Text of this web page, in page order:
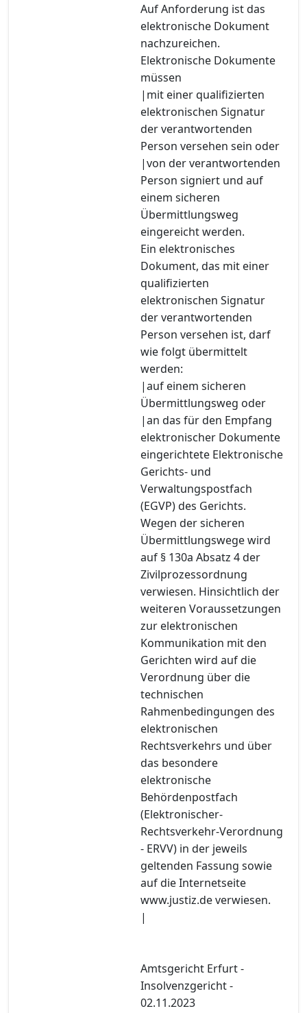
Auf Anforderung ist das
elektronische Dokument
nachzureichen.
Elektronische Dokumente
müssen
|mit einer qualifizierten
elektronischen Signatur
der verantwortenden
Person versehen sein oder
|von der verantwortenden
Person signiert und auf
einem sicheren
Übermittlungsweg
eingereicht werden.
Ein elektronisches
Dokument, das mit einer
qualifizierten
elektronischen Signatur
der verantwortenden
Person versehen ist, darf
wie folgt übermittelt
werden:
|auf einem sicheren
Übermittlungsweg oder
|an das für den Empfang
elektronischer Dokumente
eingerichtete Elektronische
Gerichts- und
Verwaltungspostfach
(EGVP) des Gerichts.
Wegen der sicheren
Übermittlungswege wird
auf § 130a Absatz 4 der
Zivilprozessordnung
verwiesen. Hinsichtlich der
weiteren Voraussetzungen
zur elektronischen
Kommunikation mit den
Gerichten wird auf die
Verordnung über die
technischen
Rahmenbedingungen des
elektronischen
Rechtsverkehrs und über
das besondere
elektronische
Behördenpostfach
(Elektronischer-
Rechtsverkehr-Verordnung
- ERVV) in der jeweils
geltenden Fassung sowie
auf die Internetseite
www.justiz.de verwiesen.
|
Amtsgericht Erfurt -
Insolvenzgericht -
02.11.2023